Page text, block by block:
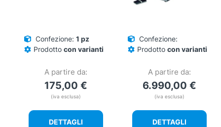
Confezione: 1 pz
Prodotto con varianti
A partire da:
175,00 €
(iva esclusa)
DETTAGLI
Confezione:
Prodotto con varianti
A partire da:
6.990,00 €
(iva esclusa)
DETTAGLI